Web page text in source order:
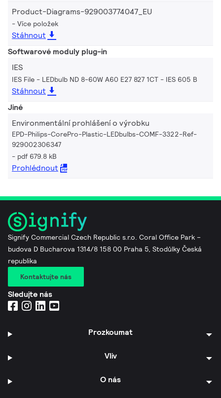
Product-Diagrams-929003774047_EU
Více položek
Stáhnout
Softwarové moduly plug-in
IES
IES File - LEDbulb ND 8-60W A60 E27 827 1CT IES 605 B
Stáhnout
Jiné
Environmentální prohlášení o výrobku
EPD-Philips-CorePro-Plastic-LEDbulbs-COMF-3322-Ref-
929002306347
pdf 679.8 kB
Prohlédnout
Signify Commercial Czech Republic s.r.o. Coral Office Park –
budova D Bucharova 1314/8 158 00 Praha 5, Stodůlky Česká
republika
Kontaktujte nás
Sledujte nás
Prozkoumat
Vliv
O nás